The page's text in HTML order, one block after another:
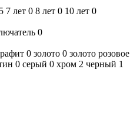
5 7 лет 0 8 лет 0 10 лет 0
0
0 золото 0 золото розовое
0 серый 0 хром 2 черный 1